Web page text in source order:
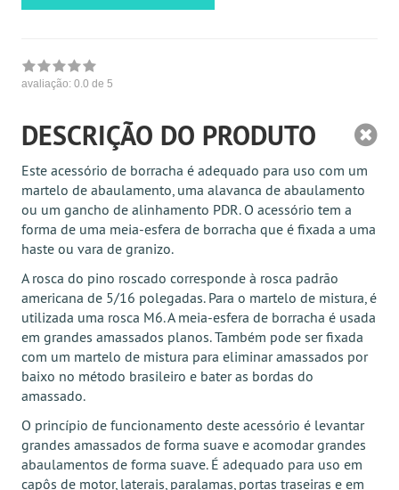
avaliação: 0.0 de 5
DESCRIÇÃO DO PRODUTO
Este acessório de borracha é adequado para uso com um
martelo de abaulamento, uma alavanca de abaulamento
ou um gancho de alinhamento PDR. O acessório tem a
forma de uma meia-esfera de borracha que é fixada a uma
haste ou vara de granizo.
A rosca do pino roscado corresponde à rosca padrão
americana de 5/16 polegadas. Para o martelo de mistura, é
utilizada uma rosca M6. A meia-esfera de borracha é usada
em grandes amassados planos. Também pode ser fixada
com um martelo de mistura para eliminar amassados por
baixo no método brasileiro e bater as bordas do
amassado.
O princípio de funcionamento deste acessório é levantar
grandes amassados de forma suave e acomodar grandes
abaulamentos de forma suave. É adequado para uso em
capôs de motor, laterais, paralamas, portas traseiras e em